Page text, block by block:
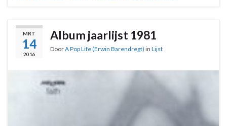
MRT
14
2016
Album jaarlijst 1981
DoorA Pop Life (Erwin Barendregt) in Lijst